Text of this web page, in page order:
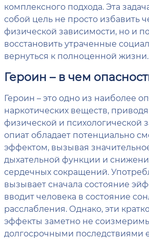
комплексного подхода. Эта
собой цель не просто избавить
физической зависимости, но и
восстановить утраченные
вернуться к полноценной жизни.
Героин – в чем
Героин – это одно из наиболее
наркотических веществ,
физической и психологической
опиат обладает потенциально
эффектом, вызывая
дыхательной функции и
сердечных сокращений.
вызывает сначала состояние
вводит человека в состояние
расслабления. Однако, эти
эффекты заметно не
долгосрочными последствиями